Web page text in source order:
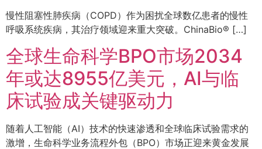
慢性阻塞性肺疾病（COPD）作为困扰全球数亿患者的慢性
呼吸系统疾病，其治疗领域迎来重大突破。ChinaBio® […]
全球生命科学BPO市场2034
年或达8955亿美元，AI与临
床试验成关键驱动力
随着人工智能（AI）技术的快速渗透和全球临床试验需求的
激增，生命科学业务流程外包（BPO）市场正迎来黄金发展